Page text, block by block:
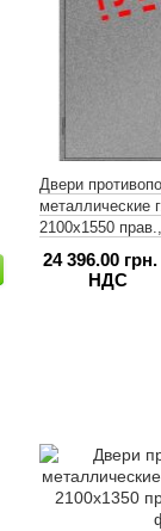
Двери
металлические
2100x1550
24 396.00 грн.
НДС